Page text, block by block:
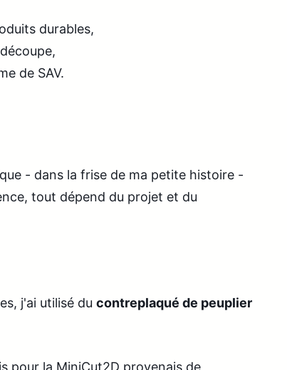
durables,
de SAV.
- dans la frise de ma petite histoire -
tout dépend du projet et du
j'ai utilisé du contreplaqué de peuplier
pour la MiniCut2D provenais de